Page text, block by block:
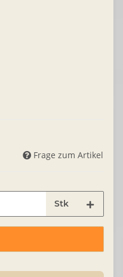
Frage zum Artikel
Stk